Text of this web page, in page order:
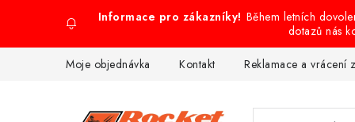
obsah
Během letních
dotazů nás
Moje objednávka Kontakt Reklamace a vrácení